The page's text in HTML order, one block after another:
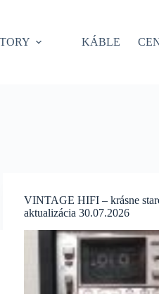
KÁBLE
VINTAGE HIFI – krásne
aktualizácia 30.07.2026